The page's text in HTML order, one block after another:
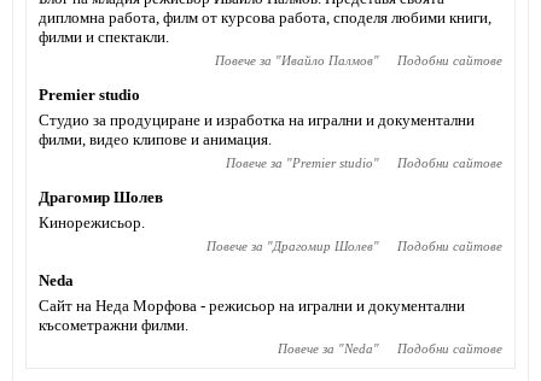
дипломна работа, филм от курсова работа, споделя любими книги,
филми и спектакли.
Повече за "Ивайло Палмов" Подобни сайтове
Premier studio
Студио за продуциране и изработка на игрални и документални
филми, видео клипове и анимация.
Повече за "Premier studio" Подобни сайтове
Драгомир Шолев
Кинорежисьор.
Повече за "Драгомир Шолев" Подобни сайтове
Neda
Сайт на Неда Морфова - режисьор на игрални и документални
късометражни филми.
Повече за "Neda" Подобни сайтове